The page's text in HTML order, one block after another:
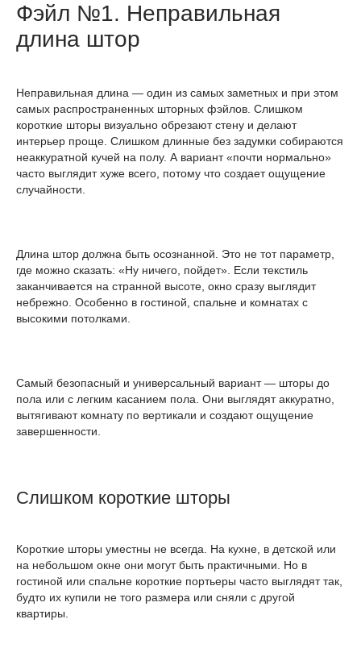
Фэйл №1. Неправильная
длина штор
Неправильная длина — один из самых заметных и при этом
самых распространенных шторных фэйлов. Слишком
короткие шторы визуально обрезают стену и делают
интерьер проще. Слишком длинные без задумки собираются
неаккуратной кучей на полу. А вариант «почти нормально»
часто выглядит хуже всего, потому что создает ощущение
случайности.
Длина штор должна быть осознанной. Это не тот параметр,
где можно сказать: «Ну ничего, пойдет». Если текстиль
заканчивается на странной высоте, окно сразу выглядит
небрежно. Особенно в гостиной, спальне и комнатах с
высокими потолками.
Самый безопасный и универсальный вариант — шторы до
пола или с легким касанием пола. Они выглядят аккуратно,
вытягивают комнату по вертикали и создают ощущение
завершенности.
Слишком короткие шторы
Короткие шторы уместны не всегда. На кухне, в детской или
на небольшом окне они могут быть практичными. Но в
гостиной или спальне короткие портьеры часто выглядят так,
будто их купили не того размера или сняли с другой
квартиры.